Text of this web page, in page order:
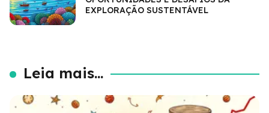
EXPLORAÇÃO SUSTENTÁVEL
Leia mais...